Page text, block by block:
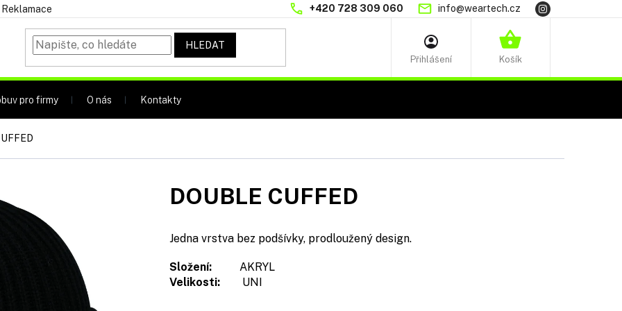
+420 728 309 060 info@weartech.cz
Reklamace
HLEDAT
NÁKUPNÍ
pro firmy O nás Kontakty
Jedna vrstva bez podšívky, prodloužený design.
Složení:
AKRYL
Velikosti:
UNI
DOUBLE CUFFED